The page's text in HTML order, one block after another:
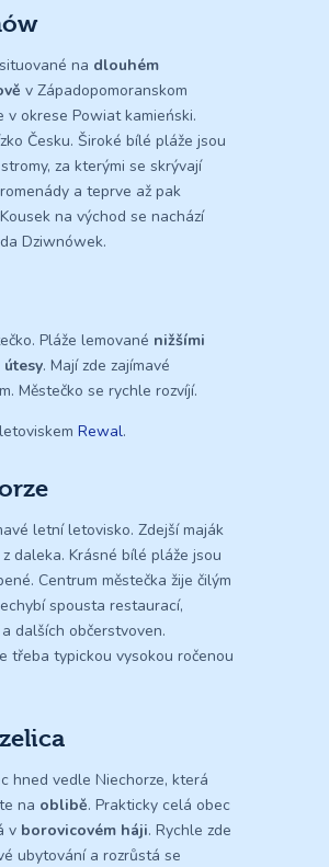
na dlouhém
v Západopomoranskom
v okrese Powiat kamieński.
Česku. Široké bílé pláže jsou
za kterými se skrývají
a teprve až pak
na východ se nachází
Dziwnówek.
Pláže lemované nižšími
. Mají zde zajímavé
Městečko se rychle rozvíjí.
Rewal.
letní letovisko. Zdejší maják
daleka. Krásné bílé pláže jsou
Centrum městečka žije čilým
spousta restaurací,
dalších občerstvoven.
třeba typickou vysokou ročenou
hned vedle Niechorze, která
na oblibě. Prakticky celá obec
v borovicovém háji. Rychle zde
ubytování a rozrůstá se